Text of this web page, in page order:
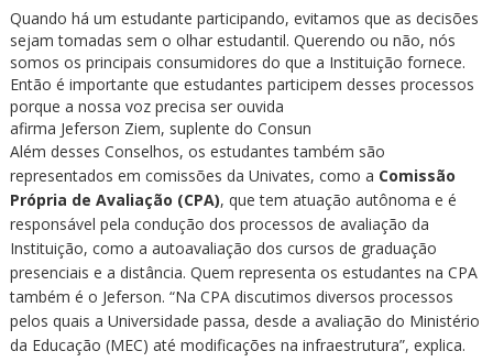
Quando há um estudante participando, evitamos que as decisões
sejam tomadas sem o olhar estudantil. Querendo ou não, nós
somos os principais consumidores do que a Instituição fornece.
Então é importante que estudantes participem desses processos
porque a nossa voz precisa ser ouvida
afirma Jeferson Ziem, suplente do Consun
Além desses Conselhos, os estudantes também são
representados em comissões da Univates, como a Comissão
Própria de Avaliação (CPA), que tem atuação autônoma e é
responsável pela condução dos processos de avaliação da
Instituição, como a autoavaliação dos cursos de graduação
presenciais e a distância. Quem representa os estudantes na CPA
também é o Jeferson. “Na CPA discutimos diversos processos
pelos quais a Universidade passa, desde a avaliação do Ministério
da Educação (MEC) até modificações na infraestrutura”, explica.